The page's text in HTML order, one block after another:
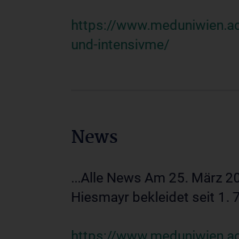
https://
und-intensivme/
News
...Alle News Am 25. März
Hiesmayr bekleidet seit 1.
https://